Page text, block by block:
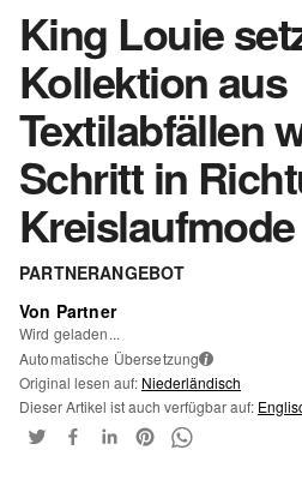
King Louie
Kollektion aus
Textilabfällen
Schritt in
Kreislaufmode
PARTNERANGEBOT
Von Partner
Wird geladen...
Automatische Übersetzung i
Original lesen auf: Niederländisch
Dieser Artikel ist auch verfügbar auf: